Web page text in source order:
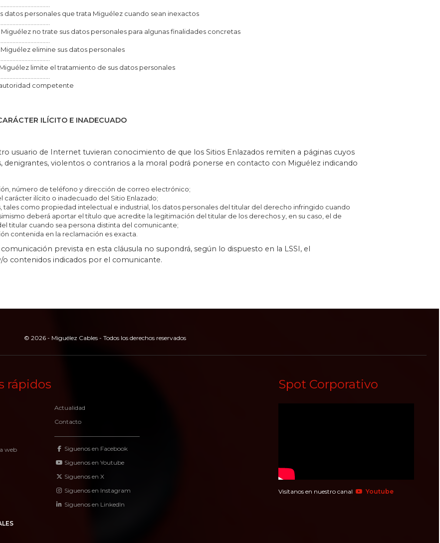
personales que trata Miguélez cuando sean inexactos
no trate sus datos personales para algunas finalidades concretas
elimine sus datos personales
limite el tratamiento de sus datos personales
competente
ILÍCITO E INADECUADO
usuario de Internet tuvieran conocimiento de que los Sitios Enlazados remiten a páginas cuyos
denigrantes, violentos o contrarios a la moral podrá ponerse en contacto con Miguélez indicando
número de teléfono y dirección de correo electrónico;
carácter ilícito o inadecuado del Sitio Enlazado;
tales como propiedad intelectual e industrial, los datos personales del titular del derecho infringido cuando
deberá aportar el título que acredite la legitimación del titular de los derechos y, en su caso, el de
titular cuando sea persona distinta del comunicante;
contenida en la reclamación es exacta.
prevista en esta cláusula no supondrá, según lo dispuesto en la LSSI, el
contenidos indicados por el comunicante.
© 2026 - Miguélez Cables - Todos los derechos reservados
rápidos
web
Actualidad
Contacto
Siguenos en Facebook
Siguenos en Youtube
Siguenos en X
Siguenos en Instagram
Siguenos en LinkedIn
Spot Corporativo
Visítanos en nuestro canal Youtube